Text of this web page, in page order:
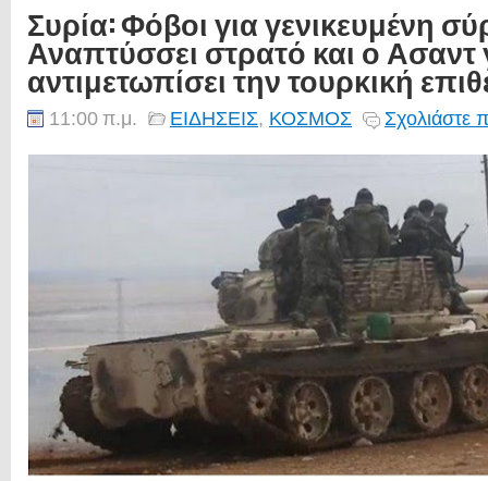
Συρία: Φόβοι για γενικευμένη
Αναπτύσσει στρατό και ο Ασαντ
αντιμετωπίσει την τουρκική
11:00 π.μ. ΕΙΔΗΣΕΙΣ, ΚΟΣΜΟΣ Σχολιάστε